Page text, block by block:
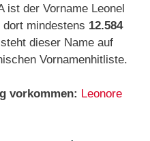
ist der Vorname Leonel
mindestens 12.584
dieser Name auf
Vornamenhitliste.
vorkommen: Leonore